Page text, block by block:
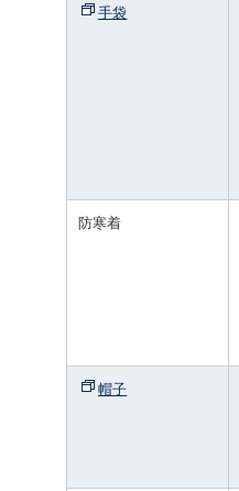
手袋
防寒着
帽子